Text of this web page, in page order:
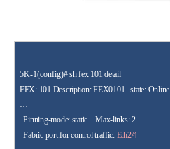
5K-1(config)# sh fex 101 detail
FEX: 101 Description: FEX0101
state: Online
…
Pinning-mode: static
Max-links: 2
Fabric port for control traffic: Eth2/4